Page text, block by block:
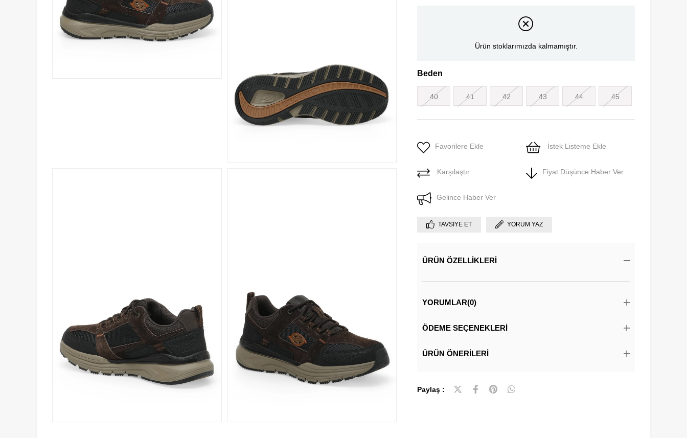
Ürün stoklarımızda kalmamıştır.
Beden
40 41 42 43 44 45
Favorilere Ekle İstek Listeme Ekle
Karşılaştır Fiyat Düşünce Haber Ver
Gelince Haber Ver
TAVSIYE ET YORUM YAZ
ÜRÜN ÖZELLIKLERI
YORUMLAR(0)
ÖDEME SEÇENEKLERI
ÜRÜN ÖNERILERI
Paylaş :